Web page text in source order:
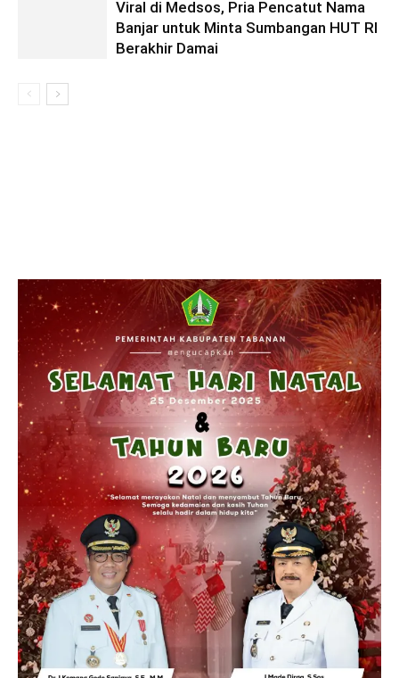
Viral di Medsos, Pria Pencatut Nama
Banjar untuk Minta Sumbangan HUT RI
Berakhir Damai